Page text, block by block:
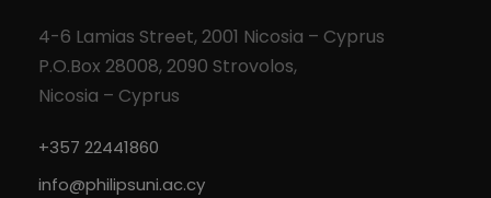
4-6 Lamias Street, 2001 Nicosia – Cyprus
P.O.Box 28008, 2090 Strovolos,
Nicosia – Cyprus
+357 22441860
info@philipsuni.ac.cy